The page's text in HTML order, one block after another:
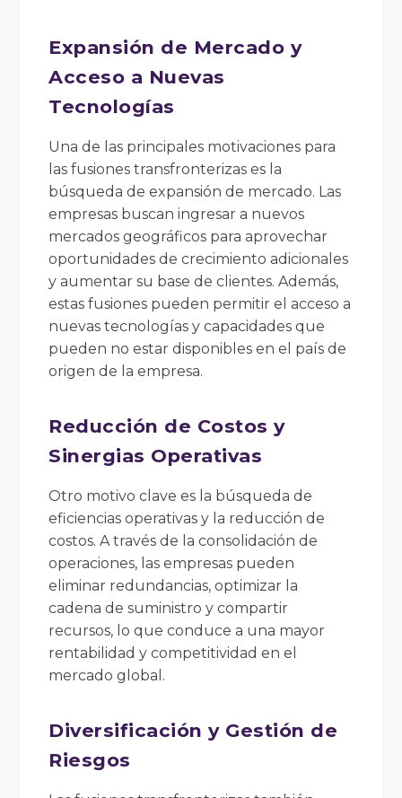
Expansión de Mercado y
Acceso a Nuevas
Tecnologías
Una de las principales motivaciones para
las fusiones transfronterizas es la
búsqueda de expansión de mercado. Las
empresas buscan ingresar a nuevos
mercados geográficos para aprovechar
oportunidades de crecimiento adicionales
y aumentar su base de clientes. Además,
estas fusiones pueden permitir el acceso a
nuevas tecnologías y capacidades que
pueden no estar disponibles en el país de
origen de la empresa.
Reducción de Costos y
Sinergias Operativas
Otro motivo clave es la búsqueda de
eficiencias operativas y la reducción de
costos. A través de la consolidación de
operaciones, las empresas pueden
eliminar redundancias, optimizar la
cadena de suministro y compartir
recursos, lo que conduce a una mayor
rentabilidad y competitividad en el
mercado global.
Diversificación y Gestión de
Riesgos